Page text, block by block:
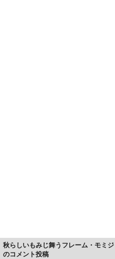
秋らしいもみじ舞うフレーム・モ
のコメント投稿